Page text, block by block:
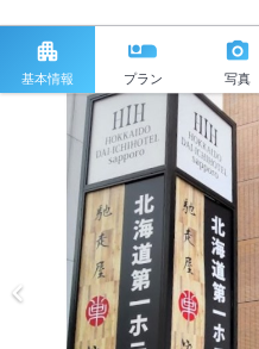
基本情報 プラン 写真